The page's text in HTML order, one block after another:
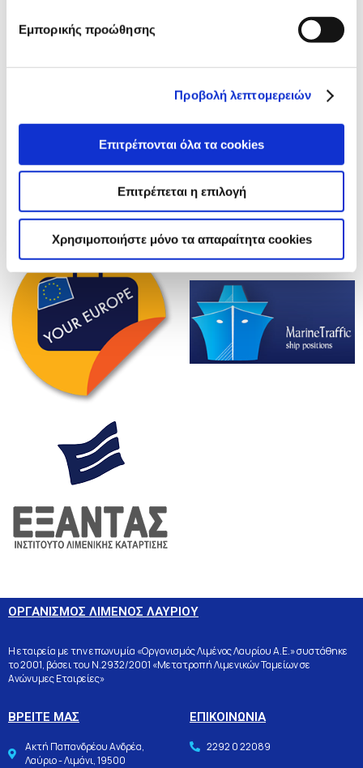
Εμπορικής προώθησης
Προβολή λεπτομερειών
Επιτρέπονται όλα τα cookies
Επιτρέπεται η επιλογή
Χρησιμοποιήστε μόνο τα απαραίτητα cookies
ΟΡΓΑΝΙΣΜΟΣ ΛΙΜΕΝΟΣ ΛΑΥΡΙΟΥ
Η εταιρεία με την επωνυμία «Οργανισμός Λιμένος Λαυρίου Α.Ε.» συστάθηκε
το 2001, βάσει του Ν.2932/2001 «Μετατροπή Λιμενικών Ταμείων σε
Ανώνυμες Εταιρείες»
ΒΡΕΙΤΕ ΜΑΣ
Ακτή Παπανδρέου Ανδρέα,
Λαύριο - Λιμάνι, 19500
ΕΠΙΚΟΙΝΩΝΙΑ
2292 0 22089